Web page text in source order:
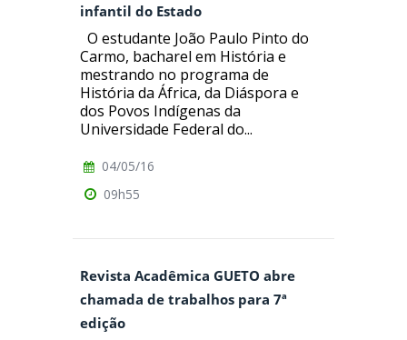
infantil do Estado
O estudante João Paulo Pinto do
Carmo, bacharel em História e
mestrando no programa de
História da África, da Diáspora e
dos Povos Indígenas da
Universidade Federal do...
04/05/16
09h55
Revista Acadêmica GUETO abre
chamada de trabalhos para 7ª
edição